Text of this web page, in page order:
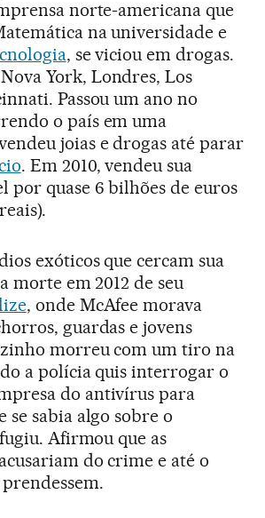
norte-americana que
na universidade e
, se viciou em drogas.
York, Londres, Los
Passou um ano no
o país em uma
joias e drogas até parar
. Em 2010, vendeu sua
por quase 6 bilhões de euros
exóticos que cercam sua
morte em 2012 de seu
, onde McAfee morava
guardas e jovens
morreu com um tiro na
a polícia quis interrogar o
do antivírus para
se sabia algo sobre o
Afirmou que as
do crime e até o